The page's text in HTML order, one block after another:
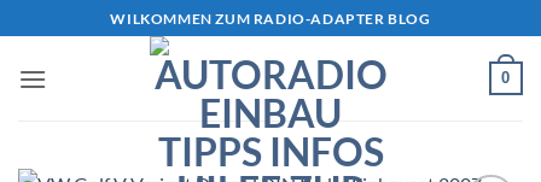
Inhalt
springen
WILKOMMEN ZUM RADIO-ADAPTER BLOG
0